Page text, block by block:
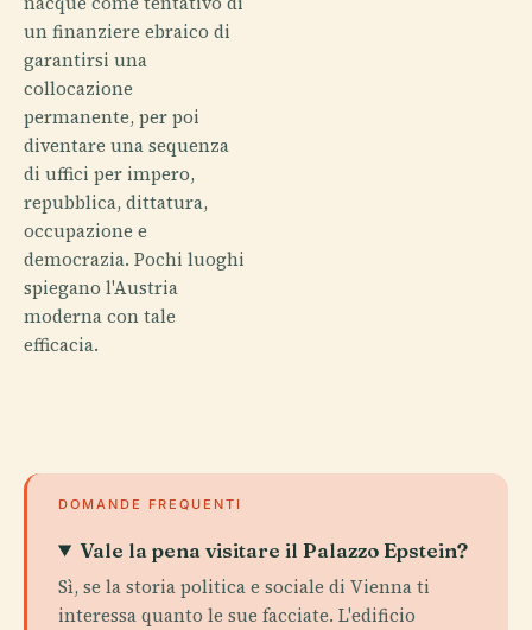
un finanziere ebraico di
garantirsi una
collocazione
permanente, per poi
diventare una sequenza
di uffici per impero,
repubblica, dittatura,
occupazione e
democrazia. Pochi luoghi
spiegano l'Austria
moderna con tale
efficacia.
DOMANDE FREQUENTI
Vale la pena visitare il Palazzo Epstein?
Sì, se la storia politica e sociale di Vienna ti
interessa quanto le sue facciate. L'edificio